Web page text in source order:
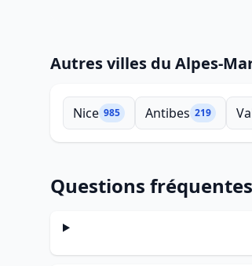
Autres villes du Alpes-
Nice 985 Antibes 219
Questions fréquentes